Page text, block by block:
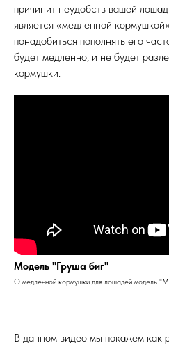
причинит неудобств вашей
является «медленной
понадобиться пополнять его
будет медленно, и не будет
кормушки.
Модель "Груша биг"
О медленной кормушки для лошадей модель
В данном видео мы покажем как